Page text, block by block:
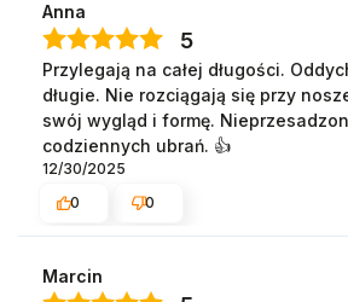
Anna
5
Przylegają na całej długości.
długie. Nie rozciągają się przy
swój wygląd i formę.
codziennych ubrań. 👍️
12/30/2025
0
0
Marcin